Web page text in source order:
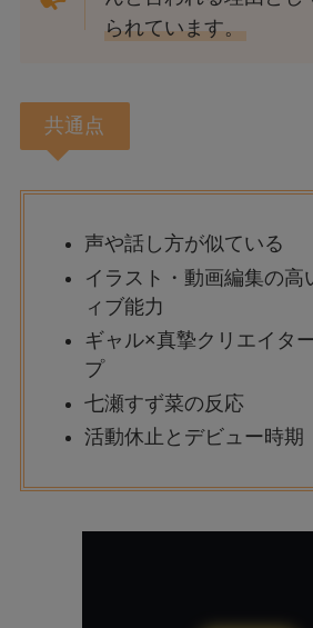
られています。
共通点
声や話し方が似ている
イラスト・動画編集の高
ィブ能力
ギャル×真摯クリエイタ
プ
七瀬すず菜の反応
活動休止とデビュー時期